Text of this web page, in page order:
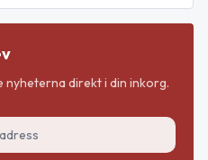
nyheterna direkt i din inkorg.